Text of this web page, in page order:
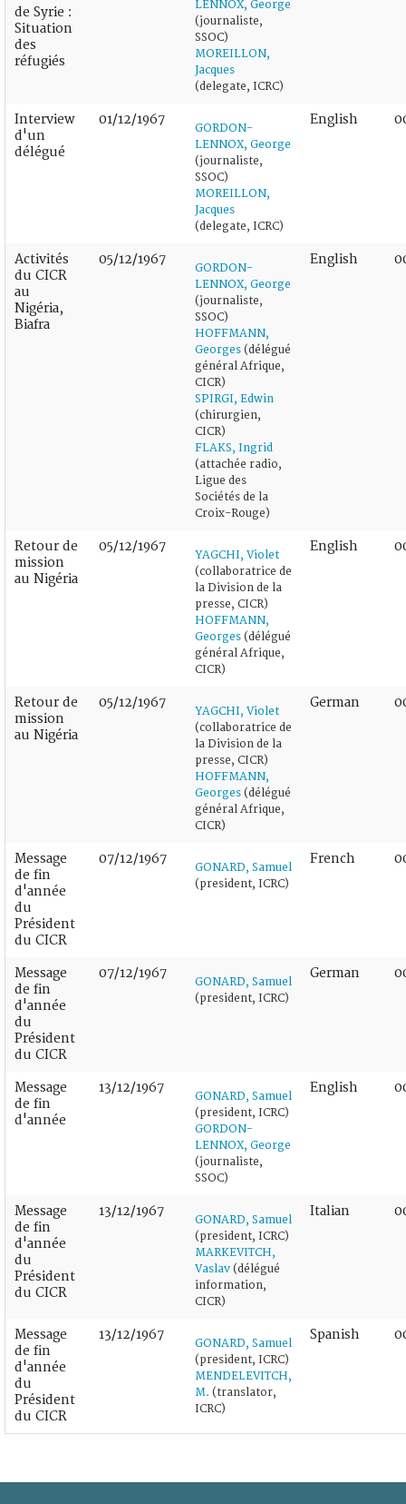
de Syrie :
Situation
des
réfugiés
LENNOX, George
(journaliste,
SSOC)
MOREILLON,
Jacques
(delegate, ICRC)
Interview
d'un
délégué
01/12/1967
GORDON-
LENNOX, George
(journaliste,
SSOC)
MOREILLON,
Jacques
(delegate, ICRC)
English
Activités
du CICR
au
Nigéria,
Biafra
05/12/1967
GORDON-
LENNOX, George
(journaliste,
SSOC)
HOFFMANN,
Georges (délégué
général Afrique,
CICR)
SPIRGI, Edwin
(chirurgien,
CICR)
FLAKS, Ingrid
(attachée radio,
Ligue des
Sociétés de la
Croix-Rouge)
English
Retour de
mission
au Nigéria
05/12/1967
YAGCHI, Violet
(collaboratrice de
la Division de la
presse, CICR)
HOFFMANN,
Georges (délégué
général Afrique,
CICR)
English
Retour de
mission
au Nigéria
05/12/1967
YAGCHI, Violet
(collaboratrice de
la Division de la
presse, CICR)
HOFFMANN,
Georges (délégué
général Afrique,
CICR)
German
Message
de fin
d'année
du
Président
du CICR
07/12/1967
GONARD, Samuel
(president, ICRC)
French
Message
de fin
d'année
du
Président
du CICR
07/12/1967
GONARD, Samuel
(president, ICRC)
German
Message
de fin
d'année
13/12/1967
GONARD, Samuel
(president, ICRC)
GORDON-
LENNOX, George
(journaliste,
SSOC)
English
Message
de fin
d'année
du
Président
du CICR
13/12/1967
GONARD, Samuel
(president, ICRC)
MARKEVITCH,
Vaslav (délégué
information,
CICR)
Italian
Message
de fin
d'année
du
Président
du CICR
13/12/1967
GONARD, Samuel
(president, ICRC)
MENDELEVITCH,
M. (translator,
ICRC)
Spanish